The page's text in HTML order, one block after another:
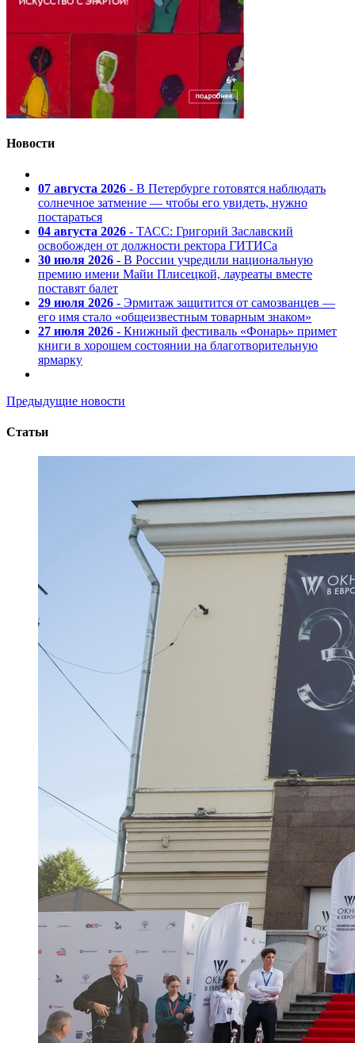
Новости
07 августа 2026 - В Петербурге готовятся наблюдать
солнечное затмение — чтобы его увидеть, нужно
постараться
04 августа 2026 - ТАСС: Григорий Заславский
освобожден от должности ректора ГИТИСа
30 июля 2026 - В России учредили национальную
премию имени Майи Плисецкой, лауреаты вместе
поставят балет
29 июля 2026 - Эрмитаж защитится от самозванцев —
его имя стало «общеизвестным товарным знаком»
27 июля 2026 - Книжный фестиваль «Фонарь» примет
книги в хорошем состоянии на благотворительную
ярмарку
Предыдущие новости
Статьи